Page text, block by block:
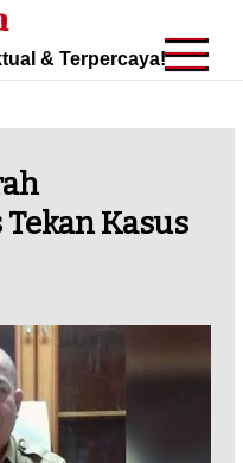
& Terpercaya!
Kasus